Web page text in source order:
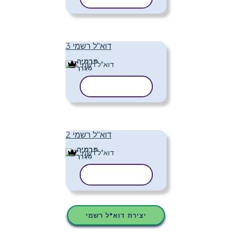
דוא"ל רשמי 3
פּרֶמיָה
מַעֲרָך
דוא"ל רשמי 2
פּרֶמיָה
מַעֲרָך
יצירת דוא"ל רשמי